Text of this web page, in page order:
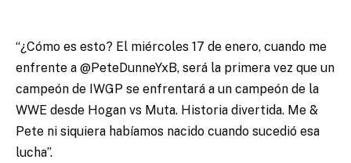
“¿Cómo es esto? El miércoles 17 de enero, cuando me
enfrente a @PeteDunneYxB, será la primera vez que un
campeón de IWGP se enfrentará a un campeón de la
WWE desde Hogan vs Muta. Historia divertida. Me &
Pete ni siquiera habíamos nacido cuando sucedió esa
lucha”.